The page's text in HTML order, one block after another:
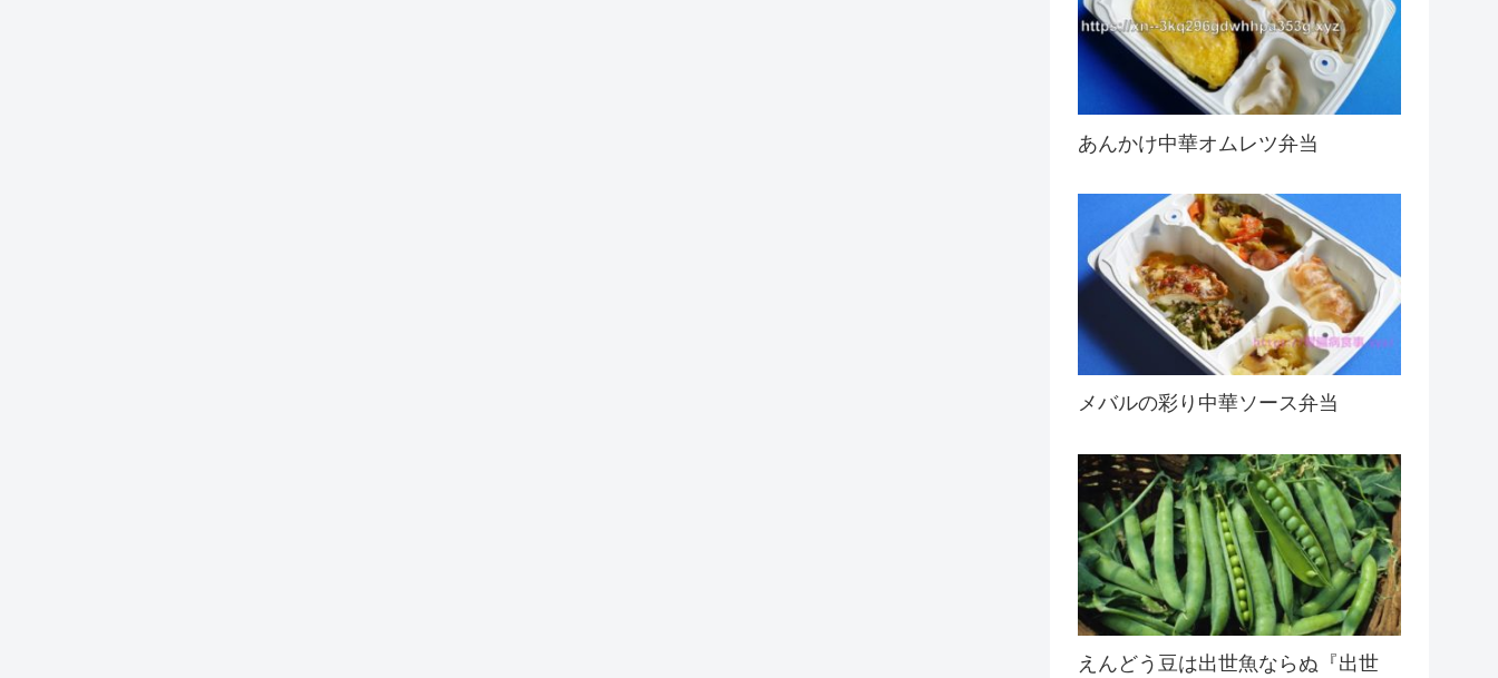
あんかけ中華オムレツ弁当
メバルの彩り中華ソース弁当
えんどう豆は出世魚ならぬ『出世